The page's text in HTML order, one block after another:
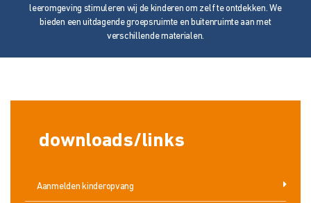
leeromgeving stimuleren wij de kinderen om zelf te ontdekken. We
bieden een uitdagende groepsruimte en buitenruimte aan met
verschillende materialen.
downloads/links
Aanmelden kinderopvang